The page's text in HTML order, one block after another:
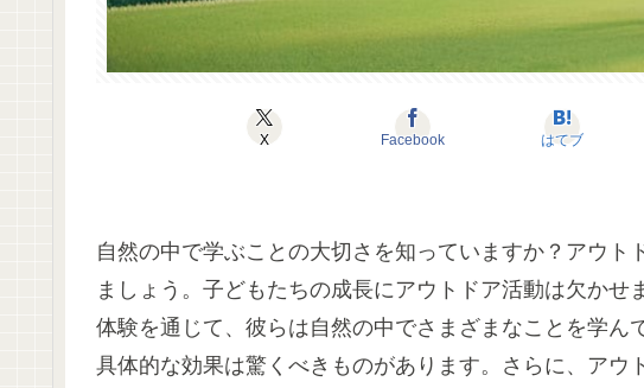
X Facebook はてブ
自然の中で学ぶことの大切さを知っていますか？アウト
ましょう。子どもたちの成長にアウトドア活動は欠か
体験を通じて、彼らは自然の中でさまざまなことを学ん
具体的な効果は驚くべきものがあります。さらに、アウ